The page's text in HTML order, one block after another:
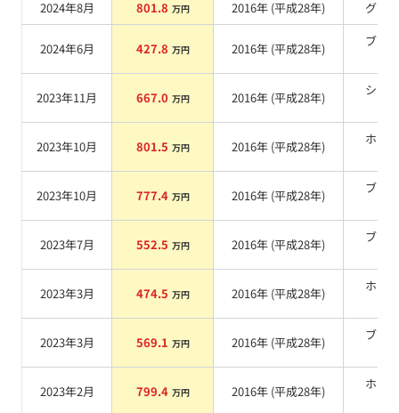
2024年8月
801.8 万円 2016年 (平成28年) グレー
2024年6月 427.8 万円 2016年 (平成28年)
ブラ
2023年11月 667.0 万円 2016年 (平成28年)
シル
2023年10月 801.5 万円 2016年 (平成28年)
ホワ
2023年10月 777.4 万円 2016年 (平成28年)
ブラ
2023年7月 552.5 万円 2016年 (平成28年)
ブラ
2023年3月 474.5 万円 2016年 (平成28年)
ホワ
2023年3月 569.1 万円 2016年 (平成28年)
ブラ
2023年2月 799.4 万円 2016年 (平成28年)
ホワ